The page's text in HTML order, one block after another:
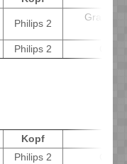
Philips 2
Grau-
Philips 2
Kopf
Philips 2